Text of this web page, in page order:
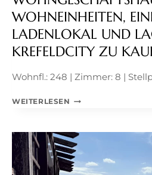
WOHNEINHEITEN,
LADENLOKAL UND
KREFELDCITY ZU
Wohnfl.: 248 | Zimmer: 8 |
WEITERLESEN
3
WOHNEINHEITEN,
EINEM
LADENLOKAL